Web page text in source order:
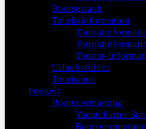
Bootsurlaub
Touristinformation
Tourist-
Urlaubsführer
Tourismus
Freizeit
Bootsvermietung
Yachtcharter